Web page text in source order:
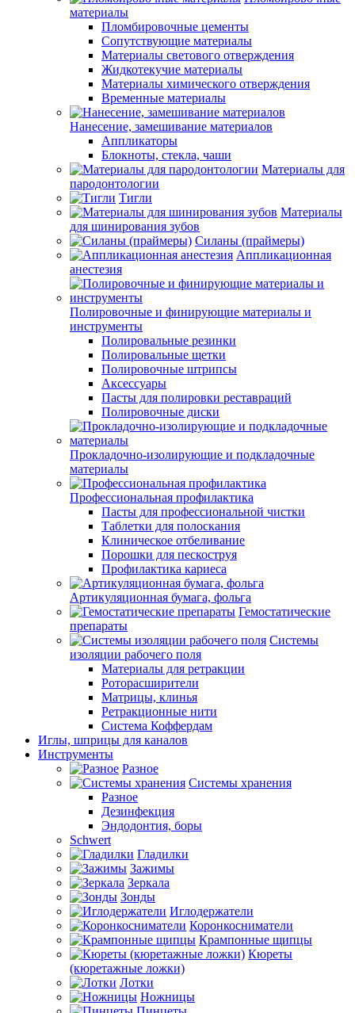
материалы
Пломбировочные цементы
Сопутствующие материалы
Материалы светового отверждения
Жидкотекучие материалы
Материалы химического отверждения
Временные материалы
Нанесение, замешивание материалов
Аппликаторы
Блокноты, стекла, чаши
Материалы для
пародонтологии
Тигли
Материалы
для шинирования зубов
Силаны (праймеры)
Аппликационная
анестезия
Полировочные и финирующие материалы и
инструменты
Полировальные резинки
Полировальные щетки
Полировочные штрипсы
Аксессуары
Пасты для полировки реставраций
Полировочные диски
Прокладочно-изолирующие и подкладочные
материалы
Профессиональная профилактика
Пасты для профессиональной чистки
Таблетки для полоскания
Клиническое отбеливание
Порошки для пескоструя
Профилактика кариеса
Артикуляционная бумага, фольга
Гемостатические
препараты
Системы
изоляции рабочего поля
Материалы для ретракции
Роторасширители
Матрицы, клинья
Ретракционные нити
Система Коффердам
Иглы, шприцы для каналов
Инструменты
Разное
Системы хранения
Разное
Дезинфекция
Эндодонтия, боры
Schwert
Гладилки
Зажимы
Зеркала
Зонды
Иглодержатели
Коронкосниматели
Крампонные щипцы
Кюреты
(кюретажные ложки)
Лотки
Ножницы